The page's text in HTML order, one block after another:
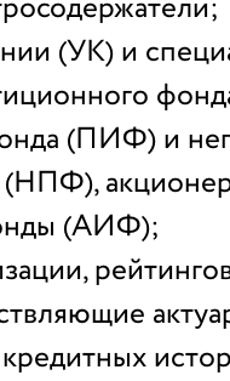
(УК) и
(ПИФ) и
(НПФ),
(АИФ);